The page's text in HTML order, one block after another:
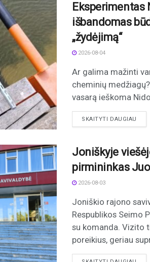
Eksperimentas
išbandomas
„žydėjimą“
2026-08-04
Ar galima mažinti
cheminių
vasarą ieškoma
SKAITYTI DAUGIAU
Joniškyje
pirmininkas
2026-08-03
Joniškio rajono
Respublikos Seimo
su komanda. Vizito
poreikius, geriau